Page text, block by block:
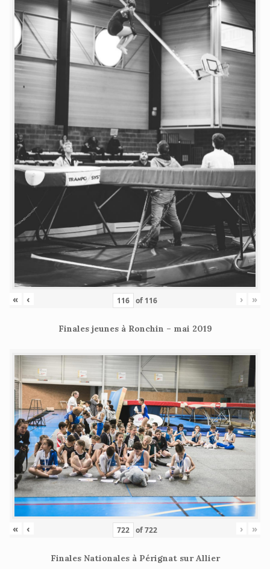
« ‹ of 116 › »
Finales jeunes à Ronchin – mai 2019
« ‹ of722 › »
Finales Nationales à Pérignat sur Allier